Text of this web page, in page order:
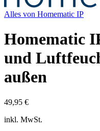
Alles von Homematic IP
Homematic
und
außen
49,95 €
inkl. MwSt.